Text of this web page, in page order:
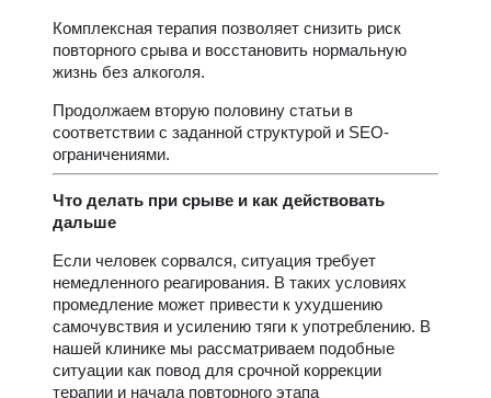
Комплексная терапия позволяет снизить риск
повторного срыва и восстановить нормальную
жизнь без алкоголя.
Продолжаем вторую половину статьи в
соответствии с заданной структурой и SEO-
ограничениями.
Что делать при срыве и как действовать
дальше
Если человек сорвался, ситуация требует
немедленного реагирования. В таких условиях
промедление может привести к ухудшению
самочувствия и усилению тяги к употреблению. В
нашей клинике мы рассматриваем подобные
ситуации как повод для срочной коррекции
терапии и начала повторного этапа